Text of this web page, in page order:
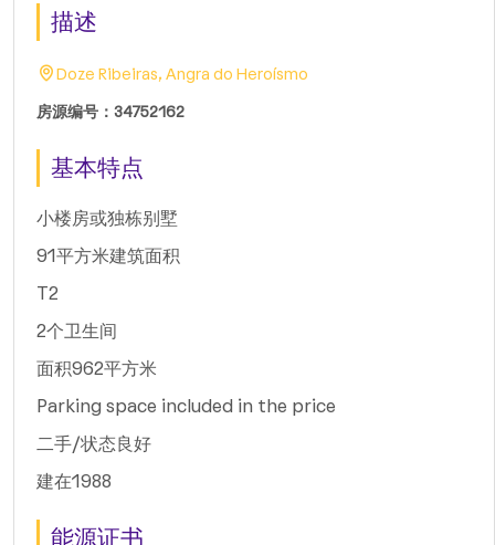
描述
Doze Ribeiras, Angra do Heroísmo
房源编号：34752162
基本特点
小楼房或独栋别墅
91平方米建筑面积
T2
2个卫生间
面积962平方米
Parking space included in the price
二手/状态良好
建在1988
能源证书